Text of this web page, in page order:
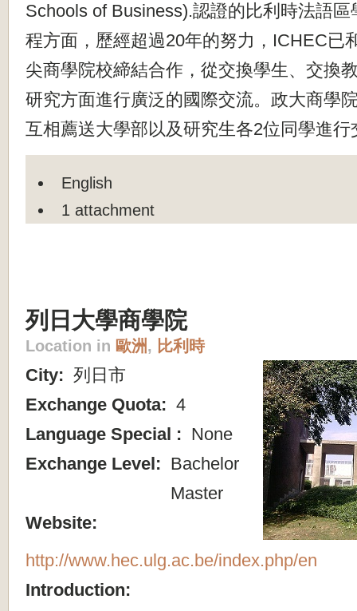
Schools of Business).認證的比利時法語
程方面，歷經超過20年的努力，ICHEC已
尖商學院校締結合作，從交換學生、交換
研究方面進行廣泛的國際交流。政大商學
互相薦送大學部以及研究生各2位同學進行
English
1 attachment
列日大學商學院
Location in 歐洲, 比利時
City: 列日市
Exchange Quota: 4
Language Special : None
Exchange Level: Bachelor
Master
Website:
http://www.hec.ulg.ac.be/index.php/en
Introduction: